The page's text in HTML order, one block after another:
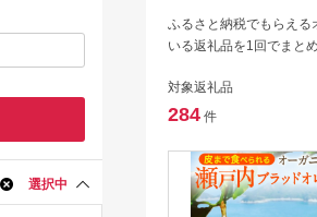
選択中
ふるさと納税でもらえ
いる返礼品を1回でまと
対象返礼品
284 件